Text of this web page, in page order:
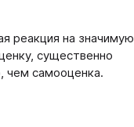
реакция на значимую
существенно
чем самооценка.